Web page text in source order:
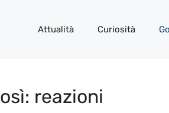
Attualità Curiosità
reazioni